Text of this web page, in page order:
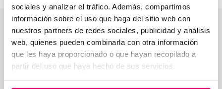
sociales y analizar el tráfico. Además, compartimos
información sobre el uso que haga del sitio web con
nuestros partners de redes sociales, publicidad y análisis
web, quienes pueden combinarla con otra información
que les haya proporcionado o que hayan recopilado a
partir del uso que haya hecho de sus servicios.
Opinions reals dels nostres pacients
★★★★★4,5· 559 ressenyes a Google
★★★★★